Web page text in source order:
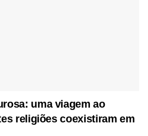
uma viagem ao
religiões coexistiram em